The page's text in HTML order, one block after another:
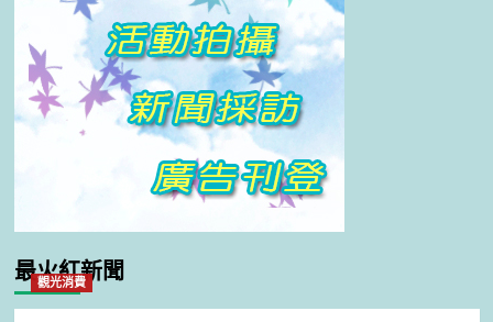
最火紅新聞
觀光消費